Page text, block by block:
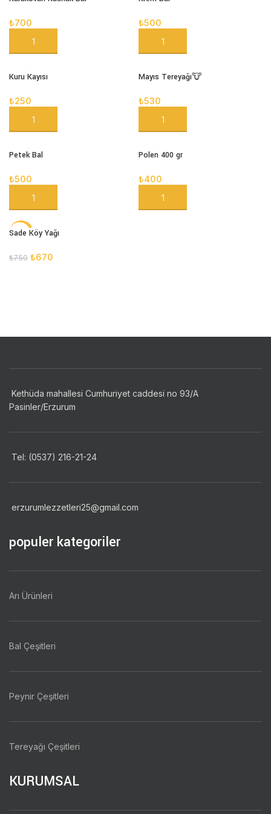
₺700
SEPETE EKLE
₺500
SEPETE EKLE
Kuru Kayısı
₺250
SEPETE EKLE
Mayıs Tereyağı🐮
₺530
SEPETE EKLE
Petek Bal
₺500
SEPETE EKLE
Polen 400 gr
₺400
SEPETE EKLE
-11%
STOK
YOK
Sade Köy Yağı
₺750 ₺670
Kethüda mahallesi Cumhuriyet caddesi no 93/A
Pasinler/Erzurum
Tel: (0537) 216-21-24
erzurumlezzetleri25@gmail.com
populer kategoriler
Arı Ürünleri
Bal Çeşitleri
Peynir Çeşitleri
Tereyağı Çeşitleri
KURUMSAL